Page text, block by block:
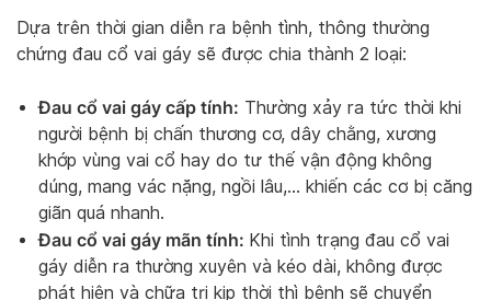
Dựa trên thời gian diễn ra bệnh tình, thông thường
chứng đau cổ vai gáy sẽ được chia thành 2 loại:
Đau cổ vai gáy cấp tính: Thường xảy ra tức thời khi
người bệnh bị chấn thương cơ, dây chằng, xương
khớp vùng vai cổ hay do tư thế vận động không
dúng, mang vác nặng, ngồi lâu,… khiến các cơ bị căng
giãn quá nhanh.
Đau cổ vai gáy mãn tính: Khi tình trạng đau cổ vai
gáy diễn ra thường xuyên và kéo dài, không được
phát hiện và chữa trị kịp thời thì bệnh sẽ chuyển